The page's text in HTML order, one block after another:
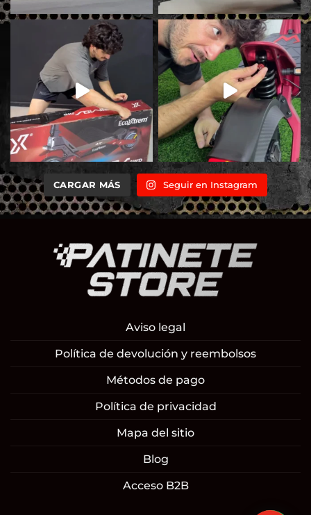
CARGAR MÁS Seguir en Instagram
Aviso legal
Política de devolución y reembolsos
Métodos de pago
Política de privacidad
Mapa del sitio
Blog
Acceso B2B